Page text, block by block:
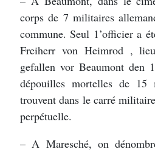
corps de 7 militaires
commune. Seul 1’officier a
Freiherr von Heimrod ,
gefallen vor Beaumont den
dépouilles mortelles de 15
trouvent dans le carré
perpétuelle.
– A Maresché, on